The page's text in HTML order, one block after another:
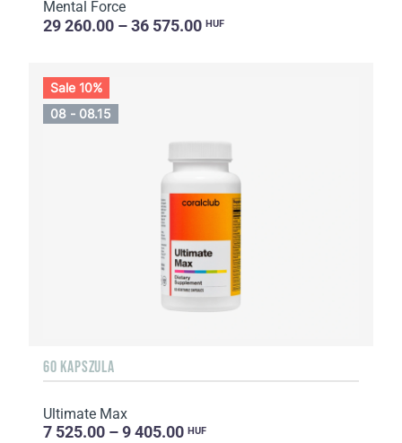
Mental Force
29 260.00 – 36 575.00 HUF
Sale 10%
08 - 08.15
60 KAPSZULA
Ultimate Max
7 525.00 – 9 405.00 HUF